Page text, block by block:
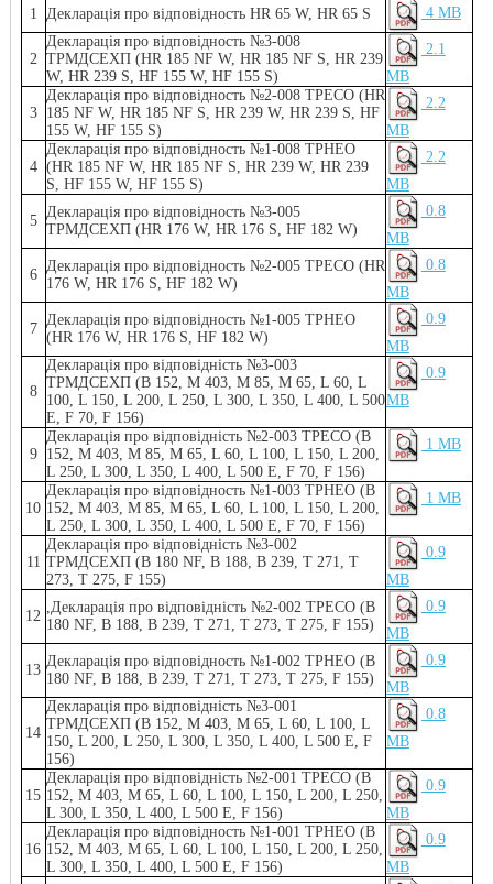
1
Декларація про відповідность HR 65 W, HR 65 S 4 MB
2
Декларація про відповідность №3-008
ТРМДСЕХП (HR 185 NF W, HR 185 NF S, HR 239
W, HR 239 S, HF 155 W, HF 155 S)
2.1
MB
3
Декларація про відповідность №2-008 ТРЕСО (HR
185 NF W, HR 185 NF S, HR 239 W, HR 239 S, HF
155 W, HF 155 S)
2.2
MB
4
Декларація про відповідность №1-008 ТРНЕО
(HR 185 NF W, HR 185 NF S, HR 239 W, HR 239
S, HF 155 W, HF 155 S)
2.2
MB
5
Декларація про відповідность №3-005
ТРМДСЕХП (HR 176 W, HR 176 S, HF 182 W)
0.8
MB
6
Декларація про відповідность №2-005 ТРЕСО (HR
176 W, HR 176 S, HF 182 W)
0.8
MB
7
Декларація про відповідность №1-005 ТРНЕО
(HR 176 W, HR 176 S, HF 182 W)
0.9
MB
8
Декларація про відповідність №3-003
ТРМДСЕХП (B 152, M 403, M 85, M 65, L 60, L
100, L 150, L 200, L 250, L 300, L 350, L 400, L 500
E, F 70, F 156)
0.9
MB
9
Декларація про відповідність №2-003 ТРECO (B
152, M 403, M 85, M 65, L 60, L 100, L 150, L 200,
L 250, L 300, L 350, L 400, L 500 E, F 70, F 156)
1 MB
10
Декларація про відповідность №1-003 ТРНЕО (B
152, M 403, M 85, M 65, L 60, L 100, L 150, L 200,
L 250, L 300, L 350, L 400, L 500 E, F 70, F 156)
1 MB
11
Декларація про відповідність №3-002
ТРМДСЕХП (B 180 NF, B 188, B 239, T 271, T
273, T 275, F 155)
0.9
MB
12
,Декларація про відповідність №2-002 ТРECO (B
180 NF, B 188, B 239, T 271, T 273, T 275, F 155)
0.9
MB
13
Декларація про відповідность №1-002 ТРНЕО (B
180 NF, B 188, B 239, T 271, T 273, T 275, F 155)
0.9
MB
14
Декларація про відповідність №3-001
ТРМДСЕХП (B 152, M 403, M 65, L 60, L 100, L
150, L 200, L 250, L 300, L 350, L 400, L 500 E, F
156)
0.8
MB
15
Декларація про відповідність №2-001 ТРECO (B
152, M 403, M 65, L 60, L 100, L 150, L 200, L 250,
L 300, L 350, L 400, L 500 E, F 156)
0.9
MB
16
Декларація про відповідность №1-001 ТРНЕО (B
152, M 403, M 65, L 60, L 100, L 150, L 200, L 250,
L 300, L 350, L 400, L 500 E, F 156)
0.9
MB